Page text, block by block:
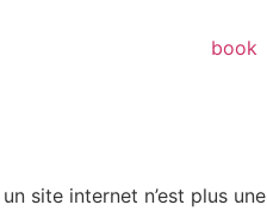
book
site internet n’est plus une